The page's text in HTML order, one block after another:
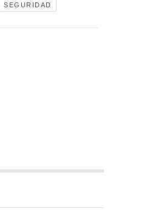
SEGURIDAD